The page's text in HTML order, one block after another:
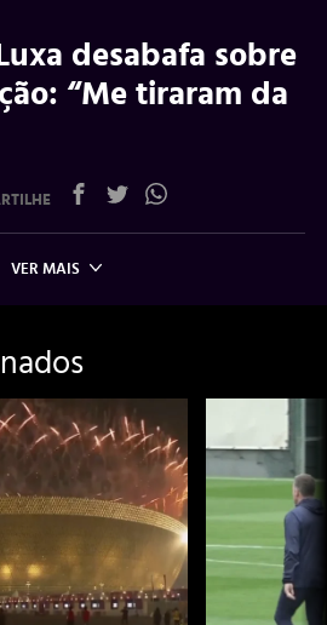
desabafa sobre
“Me tiraram da
VER MAIS